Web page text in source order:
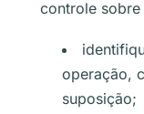
controle sobre
operação,
suposição;